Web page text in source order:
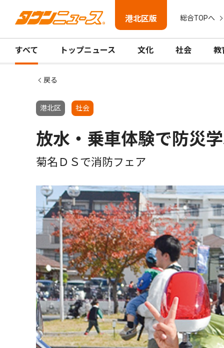
港北区版 総合TOPへ
すべて トップニュース 文化 社会 教
戻る
港北区 社会
放水・乗車体験で防災
菊名ＤＳで消防フェア